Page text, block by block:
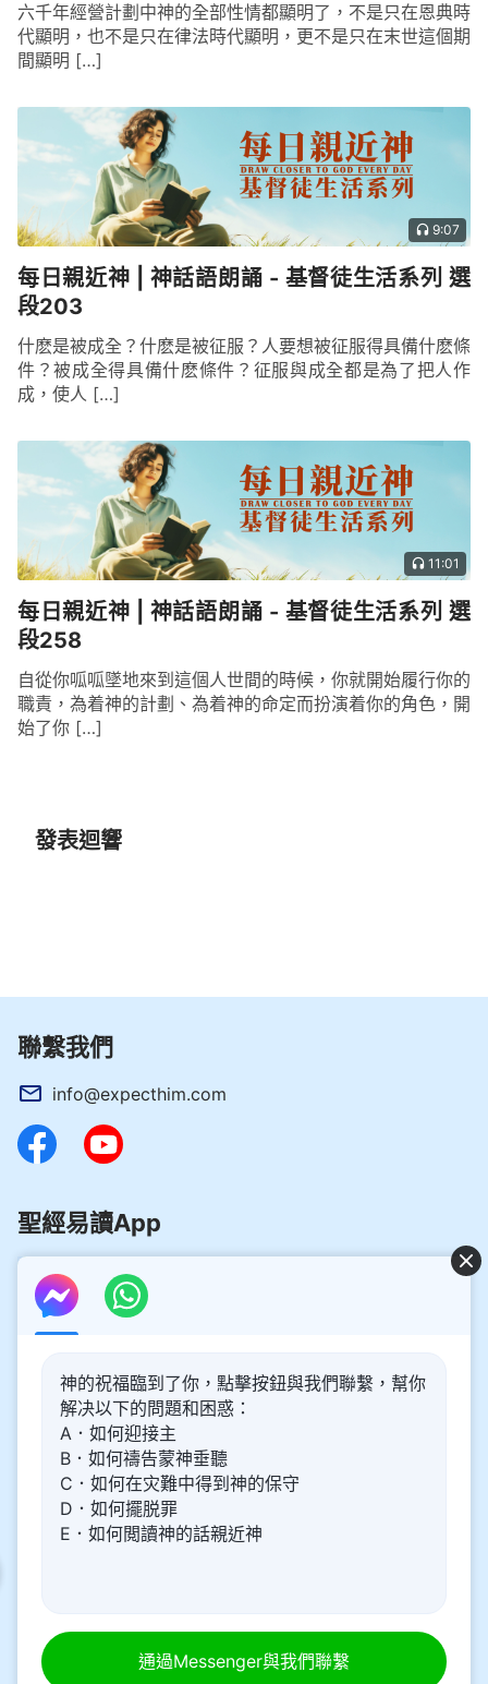
六千年經營計劃中神的全部性情都顯明了，不是只在恩典時
代顯明，也不是只在律法時代顯明，更不是只在末世這個期
間顯明 […]
9:07
每日親近神 | 神話語朗誦 - 基督徒生活系列 選
段203
什麽是被成全？什麽是被征服？人要想被征服得具備什麽條
件？被成全得具備什麽條件？征服與成全都是為了把人作
成，使人 […]
11:01
每日親近神 | 神話語朗誦 - 基督徒生活系列 選
段258
自從你呱呱墜地來到這個人世間的時候，你就開始履行你的
職責，為着神的計劃、為着神的命定而扮演着你的角色，開
始了你 […]
發表迴響
聯繫我們
info@expecthim.com
聖經易讀App
你想了解主再來的奥秘，喜迎主重歸嗎？以下内容將為你帶
來幫助。請點擊進入閲讀、觀看！
通過Messenger與我們聯繫
Copyright © 2024 中文聖經網 All rights
reserved.
神的祝福臨到了你，點擊按鈕與我們聯繫，幫你
解决以下的問題和困惑：
A．如何迎接主
B．如何禱告蒙神垂聽
C．如何在灾難中得到神的保守
D．如何擺脱罪
E．如何閲讀神的話親近神
通過Messenger與我們聯繫